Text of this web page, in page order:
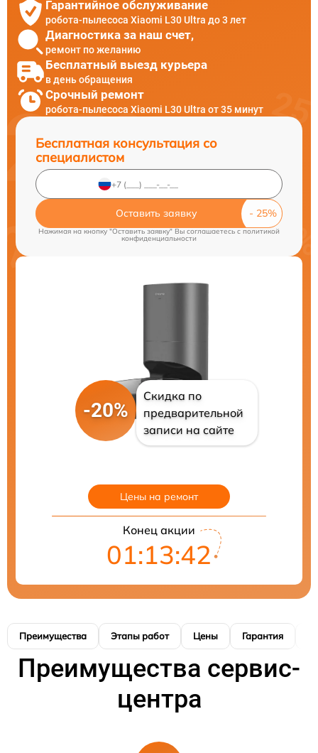
Гарантийное обслуживание
робота-пылесоса Xiaomi L30 Ultra до 3 лет
Диагностика за наш счет,
ремонт по желанию
Бесплатный выезд курьера
в день обращения
Срочный ремонт
робота-пылесоса Xiaomi L30 Ultra от 35 минут
Бесплатная консультация со
специалистом
Оставить заявку
Нажимая на кнопку "Оставить заявку" Вы соглашаетесь cполитикой
конфиденциальности
-20%
Скидка по
предварительной
записи на сайте
Цены на ремонт
Конец акции
01:13:41
Преимущества Этапы работ Цены Гарантия
Преимущества сервис-
центра